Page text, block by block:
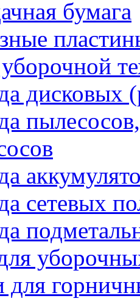
бумага
дисковых
сетевых
для